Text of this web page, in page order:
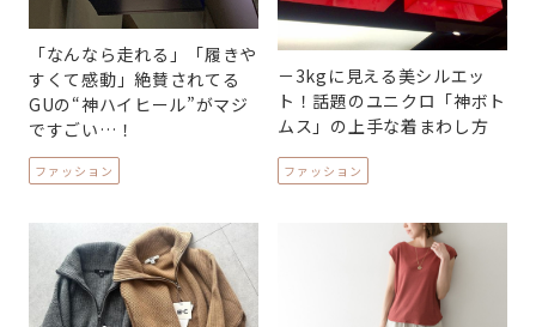
「なんなら走れる」「履きや
すくて感動」絶賛されてる
GUの“神ハイヒール”がマジ
ですごい…！
ファッション
－3kgに見える美シルエッ
ト！話題のユニクロ「神ボト
ムス」の上手な着まわし方
ファッション